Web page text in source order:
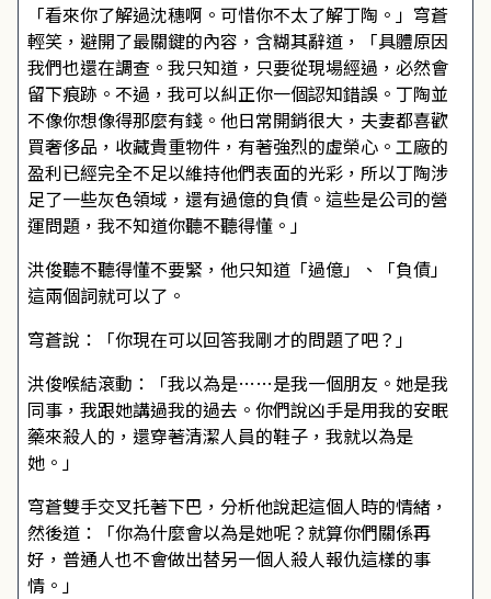
「看來你了解過沈穗啊。可惜你不太了解丁陶。」穹蒼
輕笑，避開了最關鍵的內容，含糊其辭道，「具體原因
我們也還在調查。我只知道，只要從現場經過，必然會
留下痕跡。不過，我可以糾正你一個認知錯誤。丁陶並
不像你想像得那麼有錢。他日常開銷很大，夫妻都喜歡
買奢侈品，收藏貴重物件，有著強烈的虛榮心。工廠的
盈利已經完全不足以維持他們表面的光彩，所以丁陶涉
足了一些灰色領域，還有過億的負債。這些是公司的營
運問題，我不知道你聽不聽得懂。」
洪俊聽不聽得懂不要緊，他只知道「過億」、「負債」
這兩個詞就可以了。
穹蒼說：「你現在可以回答我剛才的問題了吧？」
洪俊喉結滾動：「我以為是……是我一個朋友。她是我
同事，我跟她講過我的過去。你們說凶手是用我的安眠
藥來殺人的，還穿著清潔人員的鞋子，我就以為是
她。」
穹蒼雙手交叉托著下巴，分析他說起這個人時的情緒，
然後道：「你為什麼會以為是她呢？就算你們關係再
好，普通人也不會做出替另一個人殺人報仇這樣的事
情。」